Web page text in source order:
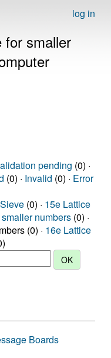
log in
for smaller
pending (0) ·
(0) · Invalid (0) · Error
(0) · 15e Lattice
numbers (0) ·
(0) · 16e Lattice
Boards